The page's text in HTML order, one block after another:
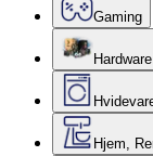
Gaming
Hardware
Hjem,